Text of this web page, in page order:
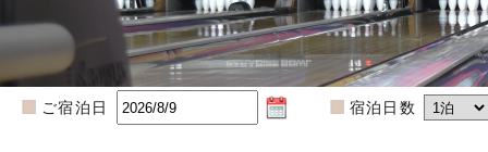
ご宿泊日 宿泊日数